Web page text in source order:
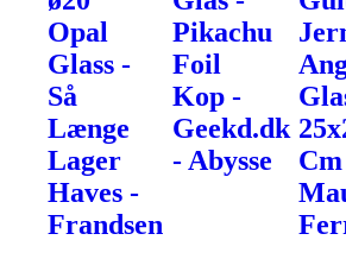
Opal
Glass -
Så
Længe
Lager
Haves -
Frandsen
Pikachu
Foil
Kop -
Geekd.dk
- Abysse